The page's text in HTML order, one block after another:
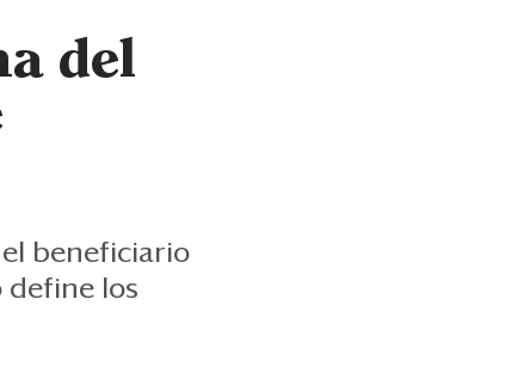
del
beneficiario
define los